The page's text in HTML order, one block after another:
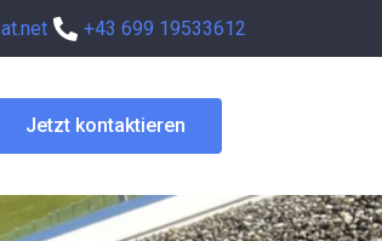
+43 699 19533612
Jetzt kontaktieren